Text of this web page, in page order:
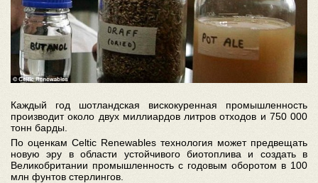
Каждый год шотландская вискокуренная промышленность
производит около двух миллиардов литров отходов и 750 000
тонн барды.
По оценкам Celtic Renewables технология может предвещать
новую эру в области устойчивого биотоплива и создать в
Великобритании промышленность с годовым оборотом в 100
млн фунтов стерлингов.